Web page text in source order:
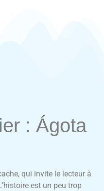
: Ágota
qui invite le lecteur à
est un peu trop